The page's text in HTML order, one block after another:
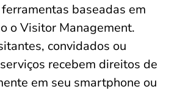
baseadas em
o Visitor Management.
convidados ou
recebem direitos de
em seu smartphone ou